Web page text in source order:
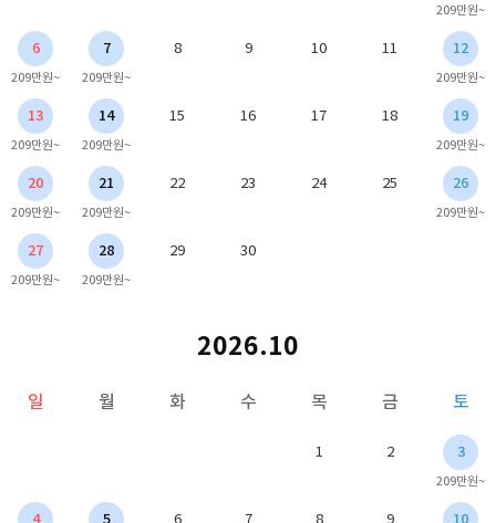
209만원~
6
209만원~
7
209만원~
8 9 10 11 12
209만원~
13
209만원~
14
209만원~
15 16 17 18 19
209만원~
20
209만원~
21
209만원~
22 23 24 25 26
209만원~
27
209만원~
28
209만원~
29 30
2026.10
일 월 화 수 목 금 토
1 2 3
209만원~
4 5 6 7 8 9 10